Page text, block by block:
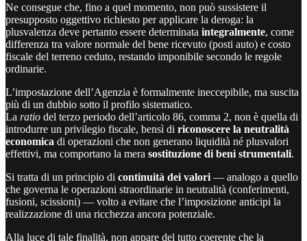
Ne consegue che, fino a quel momento, non può sussistere il
presupposto oggettivo richiesto per applicare la deroga: la
plusvalenza deve pertanto essere determinata integralmente, come
differenza tra valore normale del bene ricevuto (posti auto) e costo
fiscale del terreno ceduto, restando imponibile secondo le regole
ordinarie.
L’impostazione dell’Agenzia è formalmente ineccepibile, ma suscita
più di un dubbio sotto il profilo sistematico.
La ratio del terzo periodo dell’articolo 86, comma 2, non è quella di
introdurre un privilegio fiscale, bensì di riconoscere la neutralità
economica di operazioni che non generano liquidità né plusvalori
effettivi, ma comportano la mera sostituzione di beni strumentali.
Si tratta di un principio di continuità dei valori — analogo a quello
che governa le operazioni straordinarie in neutralità (conferimenti,
fusioni, scissioni) — volto a evitare che l’imposizione anticipi la
realizzazione di una ricchezza ancora potenziale.
Alla luce di tale finalità, non appare del tutto coerente che la